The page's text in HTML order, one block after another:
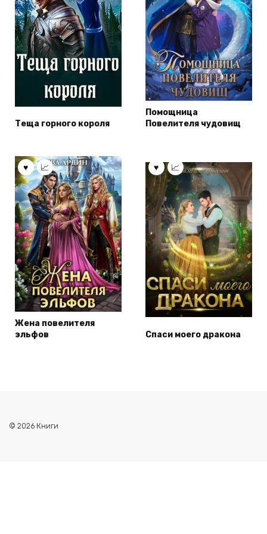
Теща горного короля
Помощница
Повелителя чудовищ
Жена повелителя
эльфов
Спаси моего дракона
© 2026 Книги